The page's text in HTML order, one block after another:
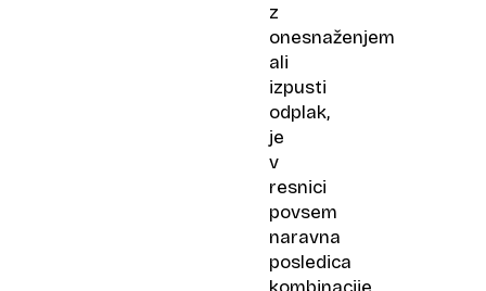
z
onesnaženjem
ali
izpusti
odplak,
je
v
resnici
povsem
naravna
posledica